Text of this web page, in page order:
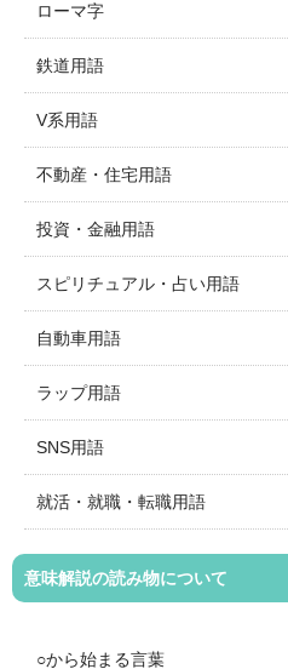
ローマ字
鉄道用語
V系用語
不動産・住宅用語
投資・金融用語
スピリチュアル・占い用語
自動車用語
ラップ用語
SNS用語
就活・就職・転職用語
意味解説の読み物について
○から始まる言葉